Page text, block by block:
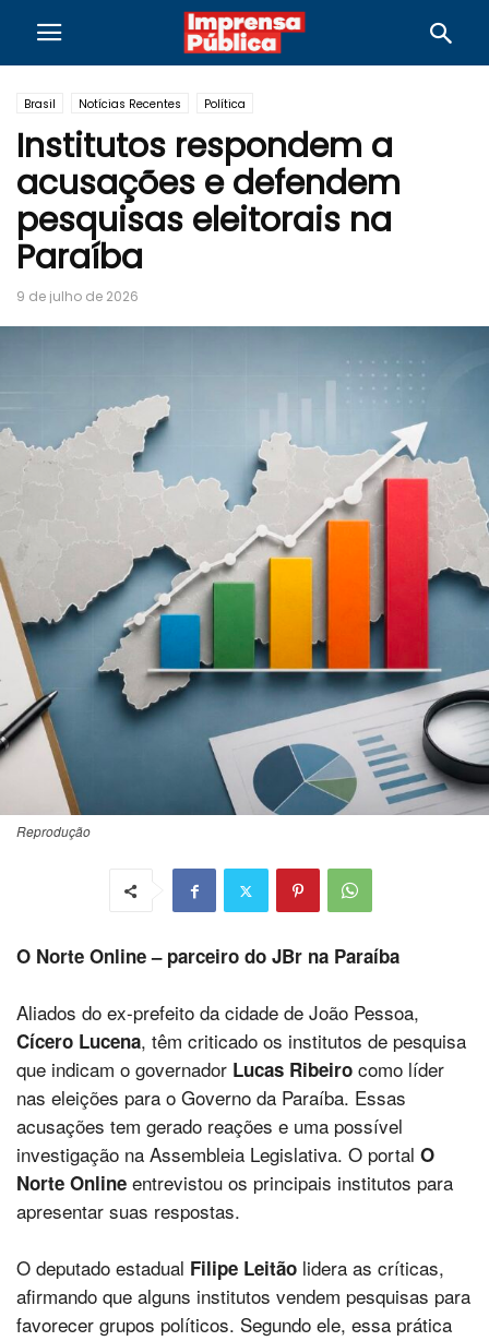
Brasil Notícias Recentes Política
Institutos respondem a
acusações e defendem
pesquisas eleitorais na
Paraíba
9 de julho de 2026
Reprodução
O Norte Online – parceiro do JBr na Paraíba
Aliados do ex-prefeito da cidade de João Pessoa,
Cícero Lucena, têm criticado os institutos de pesquisa
que indicam o governador Lucas Ribeiro como líder
nas eleições para o Governo da Paraíba. Essas
acusações tem gerado reações e uma possível
investigação na Assembleia Legislativa. O portal O
Norte Online entrevistou os principais institutos para
apresentar suas respostas.
O deputado estadual Filipe Leitão lidera as críticas,
afirmando que alguns institutos vendem pesquisas para
favorecer grupos políticos. Segundo ele, essa prática